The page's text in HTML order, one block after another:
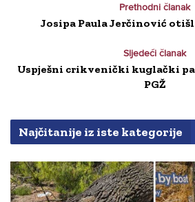
Prethodni članak
Josipa Paula Jerčinović
Sljedeći članak
Uspješni crikvenički kuglački
PGŽ
Najčitanije iz iste kategorije